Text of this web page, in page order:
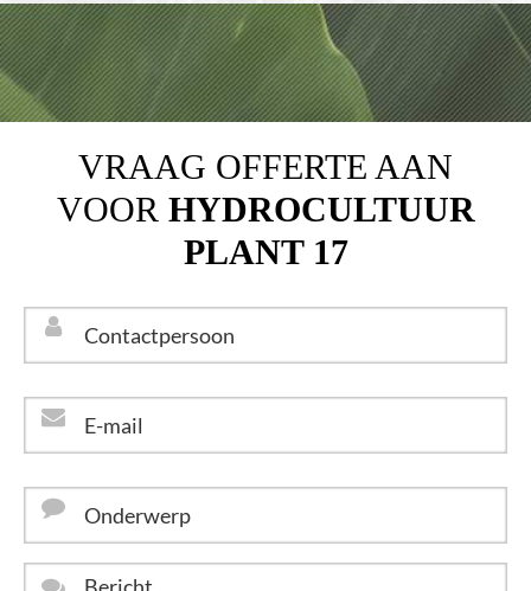
VRAAG OFFERTE AAN
VOOR HYDROCULTUUR
PLANT 17
Contactpersoon *
E-
mail
Onderwerp
Bericht